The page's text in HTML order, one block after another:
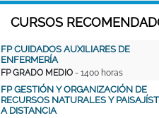
CURSOS
FP CUIDADOS AUXILIARES DE
ENFERMERÍA
FP GRADO MEDIO - 1400 horas
FP GESTIÓN Y ORGANIZACIÓN DE
RECURSOS NATURALES Y
A DISTANCIA